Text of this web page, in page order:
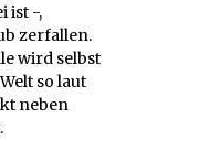
ist -,
zerfallen.
wird selbst
so laut
neben